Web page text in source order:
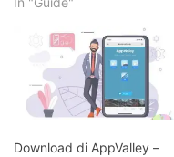
Download di AppValley –